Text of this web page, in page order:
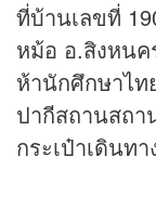
ที่บ้านเลขที่
หม้อ อ.สิงหน
ห้านักศึกษาไ
ปากีสถานสถา
กระเป๋าเดินท